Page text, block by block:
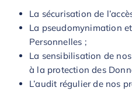
La sécurisation de
La pseudomynimation
Personnelles ;
La sensibilisation de
à la protection des
L’audit régulier de nos